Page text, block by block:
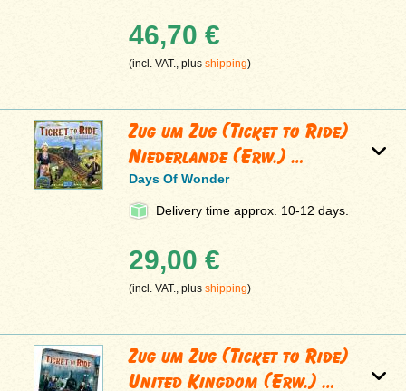
46,70 €
(incl. VAT., plusshipping)
Zug um Zug (Ticket to Ride)
Niederlande (Erw.) …
Days Of Wonder
Delivery time approx. 10-12 days.
29,00 €
(incl. VAT., plusshipping)
Zug um Zug (Ticket to Ride)
United Kingdom (Erw.) …